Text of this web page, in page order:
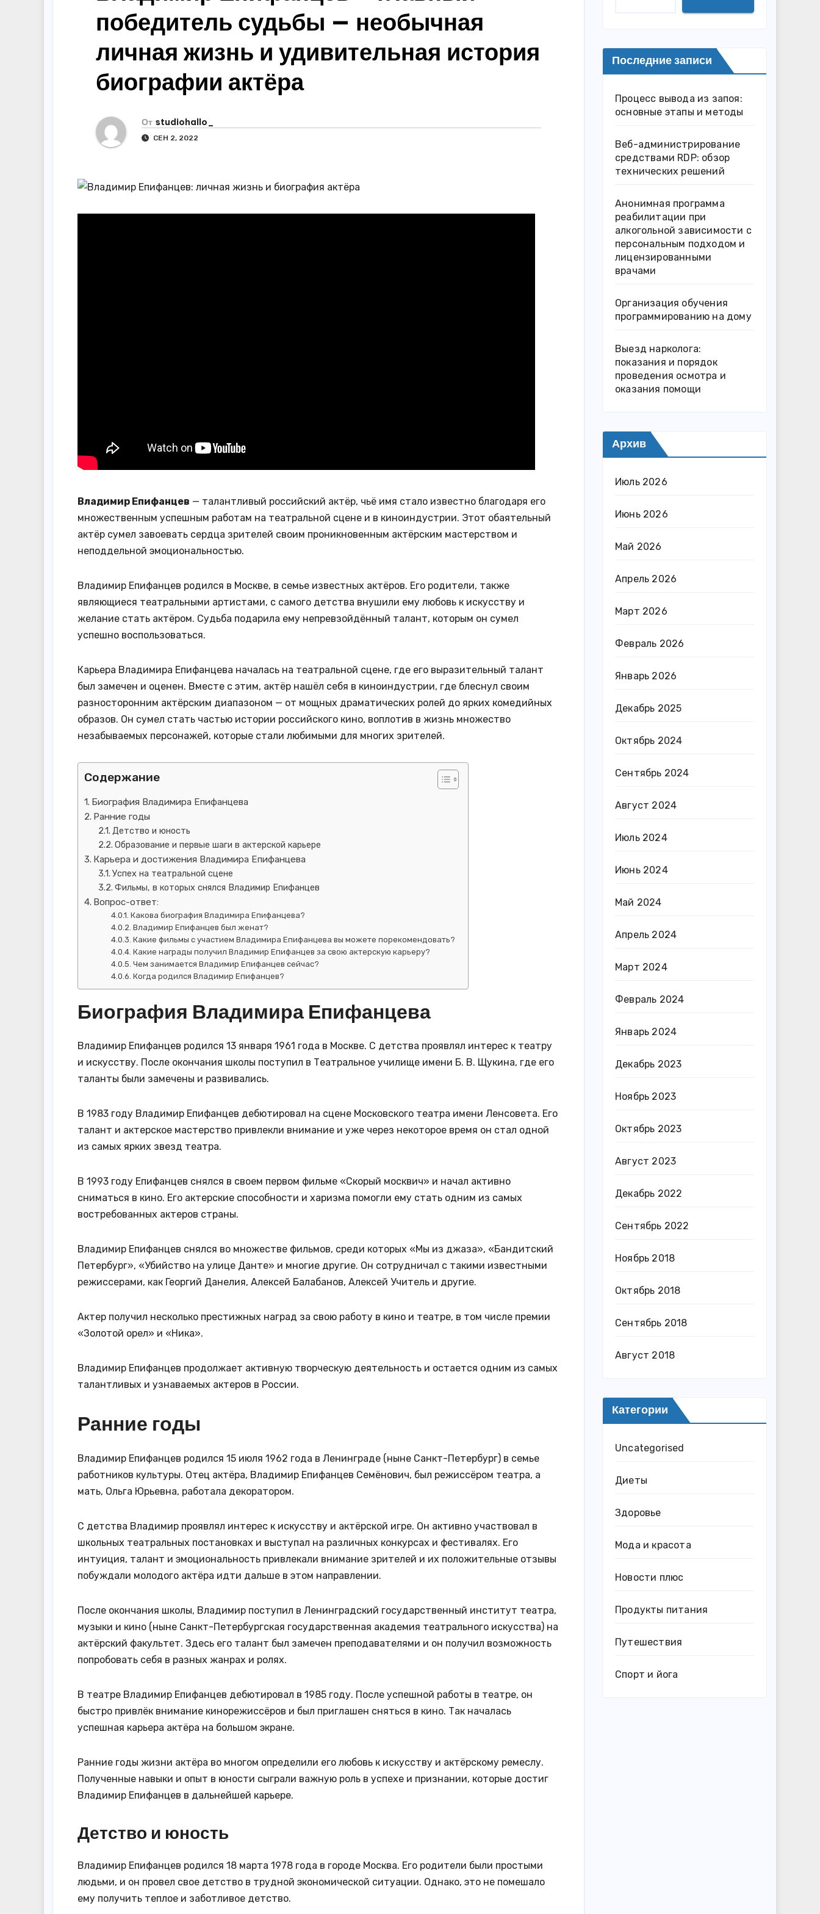
победитель судьбы — необычная
личная жизнь и удивительная история
биографии актёра
От studiohallo_
СЕН 2, 2022
Владимир Епифанцев — талантливый российский актёр, чьё имя стало известно благодаря его
множественным успешным работам на театральной сцене и в киноиндустрии. Этот обаятельный
актёр сумел завоевать сердца зрителей своим проникновенным актёрским мастерством и
неподдельной эмоциональностью.
Владимир Епифанцев родился в Москве, в семье известных актёров. Его родители, также
являющиеся театральными артистами, с самого детства внушили ему любовь к искусству и
желание стать актёром. Судьба подарила ему непревзойдённый талант, которым он сумел
успешно воспользоваться.
Карьера Владимира Епифанцева началась на театральной сцене, где его выразительный талант
был замечен и оценен. Вместе с этим, актёр нашёл себя в киноиндустрии, где блеснул своим
разносторонним актёрским диапазоном — от мощных драматических ролей до ярких комедийных
образов. Он сумел стать частью истории российского кино, воплотив в жизнь множество
незабываемых персонажей, которые стали любимыми для многих зрителей.
Содержание
Биография Владимира Епифанцева
Ранние годы
Детство и юность
Образование и первые шаги в актерской карьере
Карьера и достижения Владимира Епифанцева
Успех на театральной сцене
Фильмы, в которых снялся Владимир Епифанцев
Вопрос-ответ:
Какова биография Владимира Епифанцева?
Владимир Епифанцев был женат?
Какие фильмы с участием Владимира Епифанцева вы можете порекомендовать?
Какие награды получил Владимир Епифанцев за свою актерскую карьеру?
Чем занимается Владимир Епифанцев сейчас?
Когда родился Владимир Епифанцев?
Биография Владимира Епифанцева
Владимир Епифанцев родился 13 января 1961 года в Москве. С детства проявлял интерес к театру
и искусству. После окончания школы поступил в Театральное училище имени Б. В. Щукина, где его
таланты были замечены и развивались.
В 1983 году Владимир Епифанцев дебютировал на сцене Московского театра имени Ленсовета. Его
талант и актерское мастерство привлекли внимание и уже через некоторое время он стал одной
из самых ярких звезд театра.
В 1993 году Епифанцев снялся в своем первом фильме «Скорый москвич» и начал активно
сниматься в кино. Его актерские способности и харизма помогли ему стать одним из самых
востребованных актеров страны.
Владимир Епифанцев снялся во множестве фильмов, среди которых «Мы из джаза», «Бандитский
Петербург», «Убийство на улице Данте» и многие другие. Он сотрудничал с такими известными
режиссерами, как Георгий Данелия, Алексей Балабанов, Алексей Учитель и другие.
Актер получил несколько престижных наград за свою работу в кино и театре, в том числе премии
«Золотой орел» и «Ника».
Владимир Епифанцев продолжает активную творческую деятельность и остается одним из самых
талантливых и узнаваемых актеров в России.
Ранние годы
Владимир Епифанцев родился 15 июля 1962 года в Ленинграде (ныне Санкт-Петербург) в семье
работников культуры. Отец актёра, Владимир Епифанцев Семёнович, был режиссёром театра, а
мать, Ольга Юрьевна, работала декоратором.
С детства Владимир проявлял интерес к искусству и актёрской игре. Он активно участвовал в
школьных театральных постановках и выступал на различных конкурсах и фестивалях. Его
интуиция, талант и эмоциональность привлекали внимание зрителей и их положительные отзывы
побуждали молодого актёра идти дальше в этом направлении.
После окончания школы, Владимир поступил в Ленинградский государственный институт театра,
музыки и кино (ныне Санкт-Петербургская государственная академия театрального искусства) на
актёрский факультет. Здесь его талант был замечен преподавателями и он получил возможность
попробовать себя в разных жанрах и ролях.
В театре Владимир Епифанцев дебютировал в 1985 году. После успешной работы в театре, он
быстро привлёк внимание кинорежиссёров и был приглашен сняться в кино. Так началась
успешная карьера актёра на большом экране.
Ранние годы жизни актёра во многом определили его любовь к искусству и актёрскому ремеслу.
Полученные навыки и опыт в юности сыграли важную роль в успехе и признании, которые достиг
Владимир Епифанцев в дальнейшей карьере.
Детство и юность
Владимир Епифанцев родился 18 марта 1978 года в городе Москва. Его родители были простыми
людьми, и он провел свое детство в трудной экономической ситуации. Однако, это не помешало
ему получить теплое и заботливое детство.
Последние записи
Процесс вывода из запоя:
основные этапы и методы
Веб-администрирование
средствами RDP: обзор
технических решений
Анонимная программа
реабилитации при
алкогольной зависимости с
персональным подходом и
лицензированными
врачами
Организация обучения
программированию на дому
Выезд нарколога:
показания и порядок
проведения осмотра и
оказания помощи
Архив
Июль 2026
Июнь 2026
Май 2026
Апрель 2026
Март 2026
Февраль 2026
Январь 2026
Декабрь 2025
Октябрь 2024
Сентябрь 2024
Август 2024
Июль 2024
Июнь 2024
Май 2024
Апрель 2024
Март 2024
Февраль 2024
Январь 2024
Декабрь 2023
Ноябрь 2023
Октябрь 2023
Август 2023
Декабрь 2022
Сентябрь 2022
Ноябрь 2018
Октябрь 2018
Сентябрь 2018
Август 2018
Категории
Uncategorised
Диеты
Здоровье
Мода и красота
Новости плюс
Продукты питания
Путешествия
Спорт и йога